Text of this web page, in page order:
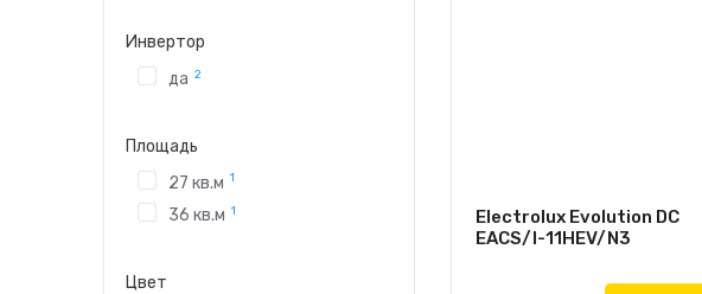
Electrolux Evolution DC
EACS/I-11HEV/N3
Инвертор
да 2
Площадь
27 кв.м 1
36 кв.м 1
Цвет